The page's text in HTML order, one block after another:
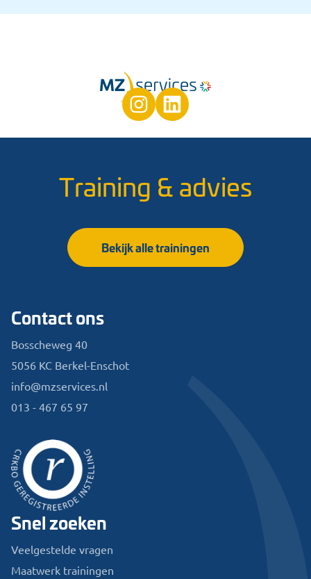
Training & advies
Bekijk alle trainingen
Contact ons
Bosscheweg 40
5056 KC Berkel-Enschot
info@mzservices.nl
013 - 467 65 97
Snel zoeken
Veelgestelde vragen
Maatwerk trainingen